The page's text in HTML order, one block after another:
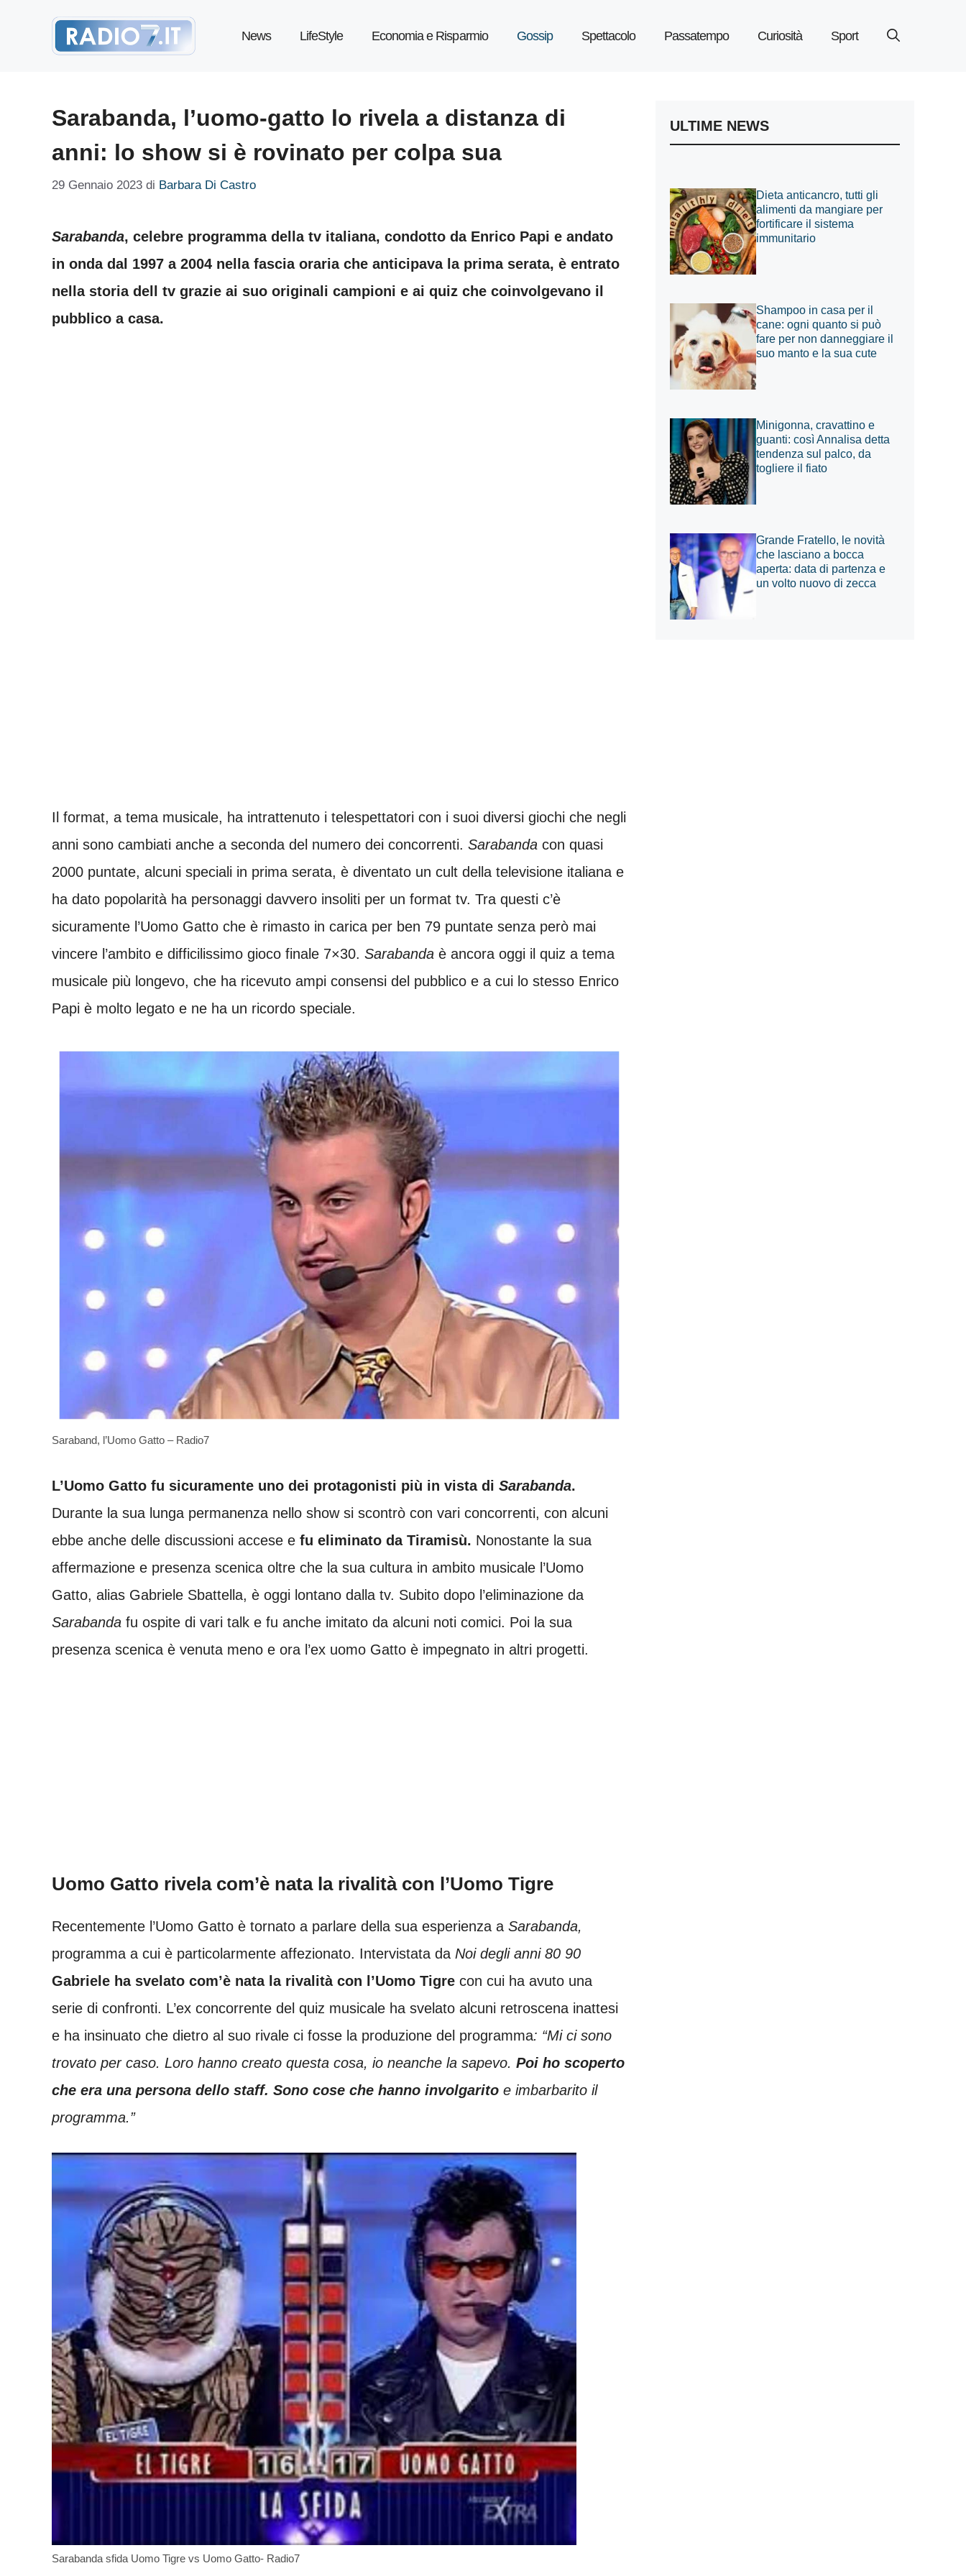
News LifeStyle Economia e Risparmio Gossip Spettacolo Passatempo Curiosità Sport
Sarabanda, l’uomo-gatto lo rivela a distanza di
anni: lo show si è rovinato per colpa sua
29 Gennaio 2023 di Barbara Di Castro
Sarabanda, celebre programma della tv italiana, condotto da Enrico Papi e andato
in onda dal 1997 a 2004 nella fascia oraria che anticipava la prima serata, è entrato
nella storia dell tv grazie ai suo originali campioni e ai quiz che coinvolgevano il
pubblico a casa.
Il format, a tema musicale, ha intrattenuto i telespettatori con i suoi diversi giochi che negli
anni sono cambiati anche a seconda del numero dei concorrenti. Sarabanda con quasi
2000 puntate, alcuni speciali in prima serata, è diventato un cult della televisione italiana e
ha dato popolarità ha personaggi davvero insoliti per un format tv. Tra questi c’è
sicuramente l’Uomo Gatto che è rimasto in carica per ben 79 puntate senza però mai
vincere l’ambito e difficilissimo gioco finale 7×30. Sarabanda è ancora oggi il quiz a tema
musicale più longevo, che ha ricevuto ampi consensi del pubblico e a cui lo stesso Enrico
Papi è molto legato e ne ha un ricordo speciale.
Saraband, l’Uomo Gatto – Radio7
L’Uomo Gatto fu sicuramente uno dei protagonisti più in vista di Sarabanda.
Durante la sua lunga permanenza nello show si scontrò con vari concorrenti, con alcuni
ebbe anche delle discussioni accese e fu eliminato da Tiramisù. Nonostante la sua
affermazione e presenza scenica oltre che la sua cultura in ambito musicale l’Uomo
Gatto, alias Gabriele Sbattella, è oggi lontano dalla tv. Subito dopo l’eliminazione da
Sarabanda fu ospite di vari talk e fu anche imitato da alcuni noti comici. Poi la sua
presenza scenica è venuta meno e ora l’ex uomo Gatto è impegnato in altri progetti.
Uomo Gatto rivela com’è nata la rivalità con l’Uomo Tigre
Recentemente l’Uomo Gatto è tornato a parlare della sua esperienza a Sarabanda,
programma a cui è particolarmente affezionato. Intervistata da Noi degli anni 80 90
Gabriele ha svelato com’è nata la rivalità con l’Uomo Tigre con cui ha avuto una
serie di confronti. L’ex concorrente del quiz musicale ha svelato alcuni retroscena inattesi
e ha insinuato che dietro al suo rivale ci fosse la produzione del programma: “Mi ci sono
trovato per caso. Loro hanno creato questa cosa, io neanche la sapevo. Poi ho scoperto
che era una persona dello staff. Sono cose che hanno involgarito e imbarbarito il
programma.”
Sarabanda sfida Uomo Tigre vs Uomo Gatto- Radio7
ULTIME NEWS
Dieta anticancro, tutti gli
alimenti da mangiare per
fortificare il sistema
immunitario
Shampoo in casa per il
cane: ogni quanto si può
fare per non danneggiare il
suo manto e la sua cute
Minigonna, cravattino e
guanti: così Annalisa detta
tendenza sul palco, da
togliere il fiato
Grande Fratello, le novità
che lasciano a bocca
aperta: data di partenza e
un volto nuovo di zecca